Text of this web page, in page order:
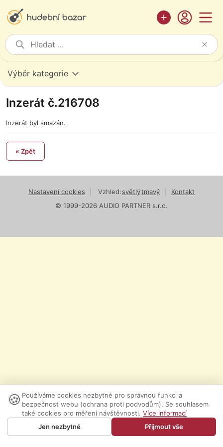
Výběr kategorie
Inzerát č.216708
Inzerát byl smazán.
« Zpět
Nastavení cookies Vzhled:světlýtmavý
Kontakt
© 1999-2026 AUDIO PARTNER s.r.o.
🍪 Používáme cookies nezbytné pro správnou funkci a
bezpečnost webu (ochrana proti podvodům). Se souhlasem
také cookies pro měření návštěvnosti. Více informací
Jen nezbytné
Přijmout vše